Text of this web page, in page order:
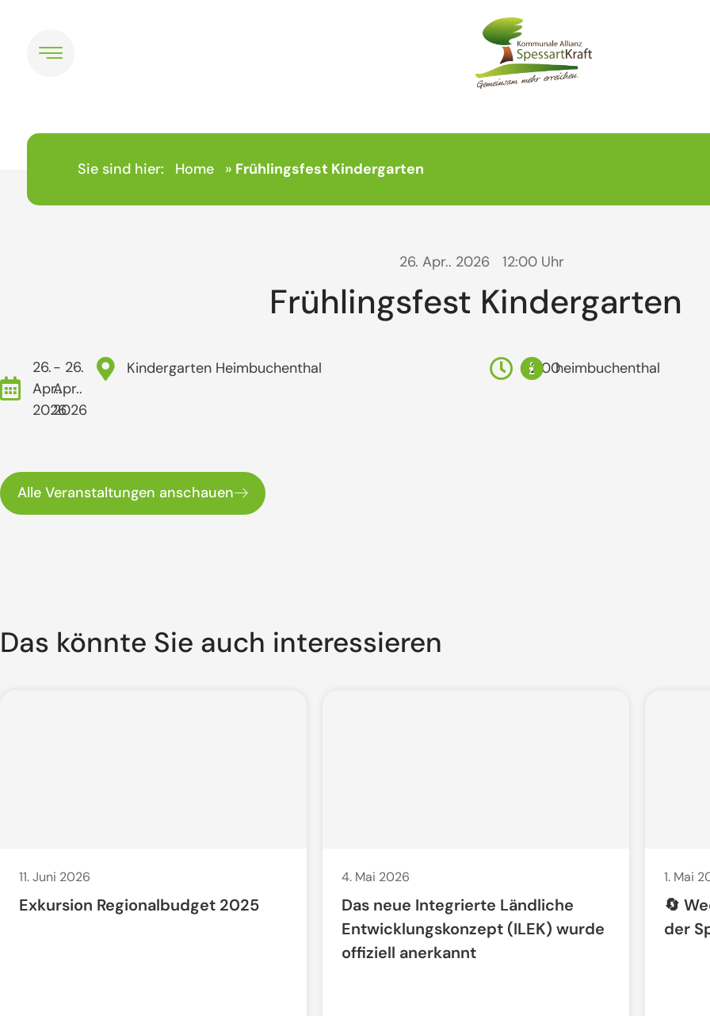
Sie sind hier: Home » Frühlingsfest Kindergarten
26. Apr.. 2026 12:00 Uhr
Frühlingsfest Kindergarten
26.
Apr..
2026
- 26.
Apr..
2026
Kindergarten Heimbuchenthal 12:00heimbuchenthal
Alle Veranstaltungen anschauen
Das könnte Sie auch interessieren
11. Juni 2026
Exkursion Regionalbudget 2025
4. Mai 2026
Das neue Integrierte Ländliche
Entwicklungskonzept (ILEK) wurde
offiziell anerkannt
1. Mai
🔄
der